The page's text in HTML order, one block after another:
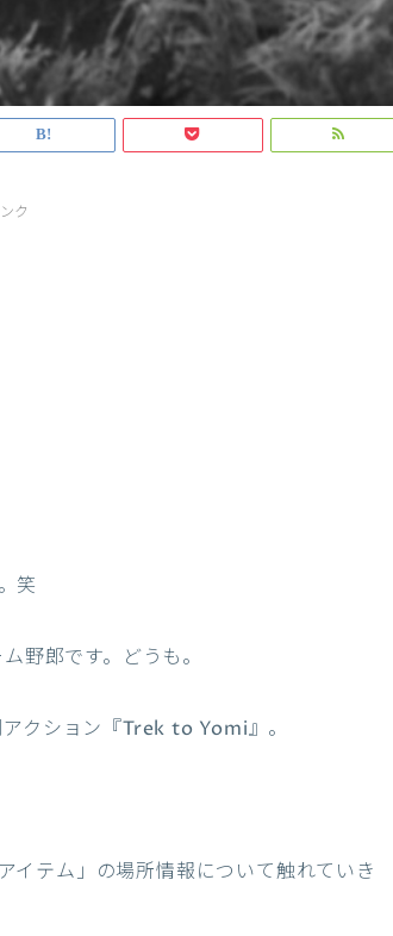
ク
笑
野郎です。どうも。
クション『Trek to Yomi』。
イテム」の場所情報について触れていき